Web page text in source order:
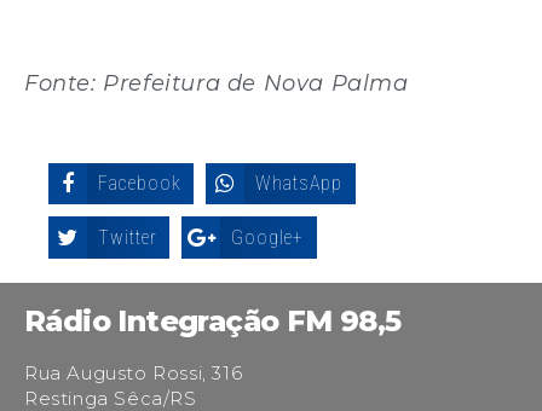
Fonte: Prefeitura de Nova Palma
Facebook WhatsApp
Twitter Google+
Rádio Integração FM 98,5
Rua Augusto Rossi, 316
Restinga Sêca/RS